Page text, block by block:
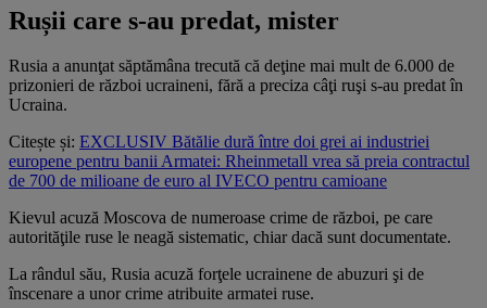
Rușii care s-au predat, mister
Rusia a anunţat săptămâna trecută că deţine mai mult de 6.000 de
prizonieri de război ucraineni, fără a preciza câţi ruşi s-au predat în
Ucraina.
Citește și: EXCLUSIV Bătălie dură între doi grei ai industriei
europene pentru banii Armatei: Rheinmetall vrea să preia contractul
de 700 de milioane de euro al IVECO pentru camioane
Kievul acuză Moscova de numeroase crime de război, pe care
autorităţile ruse le neagă sistematic, chiar dacă sunt documentate.
La rândul său, Rusia acuză forţele ucrainene de abuzuri şi de
înscenare a unor crime atribuite armatei ruse.